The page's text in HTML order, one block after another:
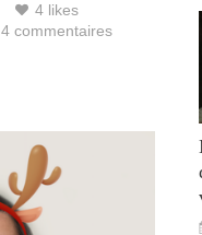
4 likes
4 commentaires